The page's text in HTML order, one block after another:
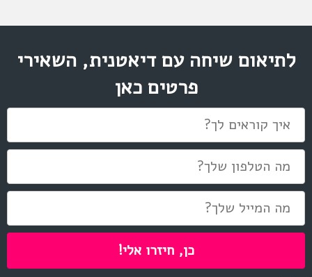
לתיאום שיחה עם דיאטנית, השאירי
פרטים כאן